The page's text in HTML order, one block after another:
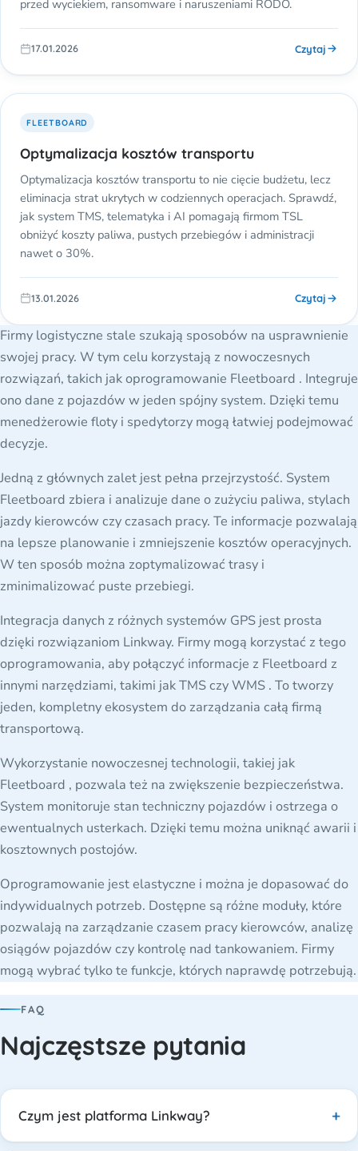
przed wyciekiem, ransomware i naruszeniami RODO.
17.01.2026 Czytaj
FLEETBOARD
Optymalizacja kosztów transportu
Optymalizacja kosztów transportu to nie cięcie budżetu, lecz
eliminacja strat ukrytych w codziennych operacjach. Sprawdź,
jak system TMS, telematyka i AI pomagają firmom TSL
obniżyć koszty paliwa, pustych przebiegów i administracji
nawet o 30%.
13.01.2026 Czytaj
Firmy logistyczne stale szukają sposobów na usprawnienie
swojej pracy. W tym celu korzystają z nowoczesnych
rozwiązań, takich jak oprogramowanie Fleetboard . Integruje
ono dane z pojazdów w jeden spójny system. Dzięki temu
menedżerowie floty i spedytorzy mogą łatwiej podejmować
decyzje.
Jedną z głównych zalet jest pełna przejrzystość. System
Fleetboard zbiera i analizuje dane o zużyciu paliwa, stylach
jazdy kierowców czy czasach pracy. Te informacje pozwalają
na lepsze planowanie i zmniejszenie kosztów operacyjnych.
W ten sposób można zoptymalizować trasy i
zminimalizować puste przebiegi.
Integracja danych z różnych systemów GPS jest prosta
dzięki rozwiązaniom Linkway. Firmy mogą korzystać z tego
oprogramowania, aby połączyć informacje z Fleetboard z
innymi narzędziami, takimi jak TMS czy WMS . To tworzy
jeden, kompletny ekosystem do zarządzania całą firmą
transportową.
Wykorzystanie nowoczesnej technologii, takiej jak
Fleetboard , pozwala też na zwiększenie bezpieczeństwa.
System monitoruje stan techniczny pojazdów i ostrzega o
ewentualnych usterkach. Dzięki temu można uniknąć awarii i
kosztownych postojów.
Oprogramowanie jest elastyczne i można je dopasować do
indywidualnych potrzeb. Dostępne są różne moduły, które
pozwalają na zarządzanie czasem pracy kierowców, analizę
osiągów pojazdów czy kontrolę nad tankowaniem. Firmy
mogą wybrać tylko te funkcje, których naprawdę potrzebują.
FAQ
Najczęstsze pytania
Czym jest platforma Linkway?